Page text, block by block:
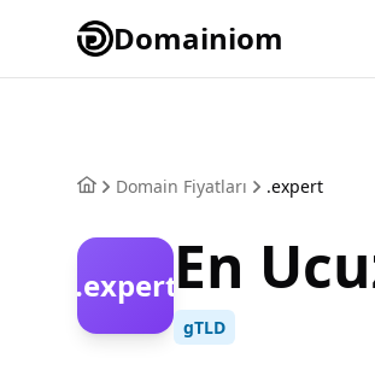
Domainiom
Domain Fiyatları .expert
.expertEn
gTLD